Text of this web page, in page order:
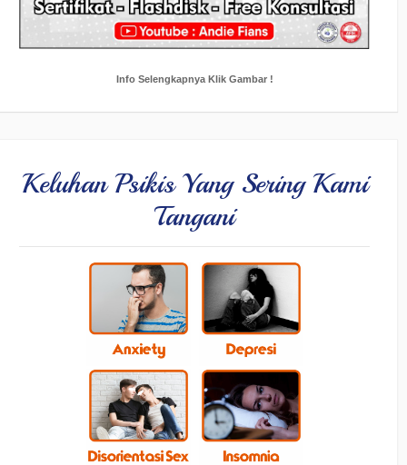
Info Selengkapnya Klik Gambar !
Keluhan Psikis Yang Sering Kami
Tangani